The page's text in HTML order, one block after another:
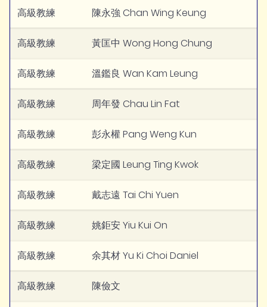
高級教練 陳永強 Chan Wing Keung
高級教練 黃匡中 Wong Hong Chung
高級教練 溫鑑良 Wan Kam Leung
高級教練 周年發 Chau Lin Fat
高級教練 彭永權 Pang Weng Kun
高級教練 梁定國 Leung Ting Kwok
高級教練 戴志遠 Tai Chi Yuen
高級教練 姚鉅安 Yiu Kui On
高級教練 余其材 Yu Ki Choi Daniel
高級教練 陳儉文